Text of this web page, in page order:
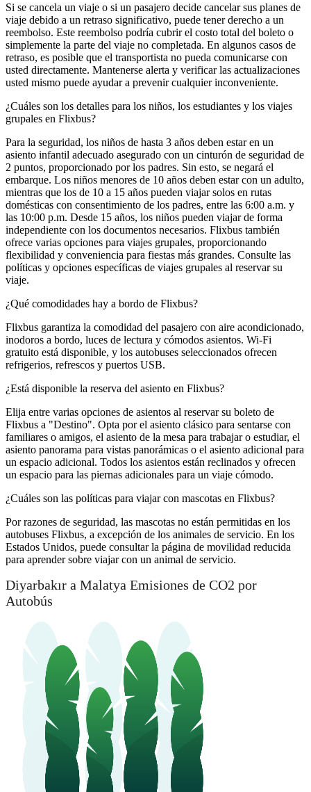
Si se cancela un viaje o si un pasajero decide cancelar sus planes de
viaje debido a un retraso significativo, puede tener derecho a un
reembolso. Este reembolso podría cubrir el costo total del boleto o
simplemente la parte del viaje no completada. En algunos casos de
retraso, es posible que el transportista no pueda comunicarse con
usted directamente. Mantenerse alerta y verificar las actualizaciones
usted mismo puede ayudar a prevenir cualquier inconveniente.
¿Cuáles son los detalles para los niños, los estudiantes y los viajes
grupales en Flixbus?
Para la seguridad, los niños de hasta 3 años deben estar en un
asiento infantil adecuado asegurado con un cinturón de seguridad de
2 puntos, proporcionado por los padres. Sin esto, se negará el
embarque. Los niños menores de 10 años deben estar con un adulto,
mientras que los de 10 a 15 años pueden viajar solos en rutas
domésticas con consentimiento de los padres, entre las 6:00 a.m. y
las 10:00 p.m. Desde 15 años, los niños pueden viajar de forma
independiente con los documentos necesarios. Flixbus también
ofrece varias opciones para viajes grupales, proporcionando
flexibilidad y conveniencia para fiestas más grandes. Consulte las
políticas y opciones específicas de viajes grupales al reservar su
viaje.
¿Qué comodidades hay a bordo de Flixbus?
Flixbus garantiza la comodidad del pasajero con aire acondicionado,
inodoros a bordo, luces de lectura y cómodos asientos. Wi-Fi
gratuito está disponible, y los autobuses seleccionados ofrecen
refrigerios, refrescos y puertos USB.
¿Está disponible la reserva del asiento en Flixbus?
Elija entre varias opciones de asientos al reservar su boleto de
Flixbus a "Destino". Opta por el asiento clásico para sentarse con
familiares o amigos, el asiento de la mesa para trabajar o estudiar, el
asiento panorama para vistas panorámicas o el asiento adicional para
un espacio adicional. Todos los asientos están reclinados y ofrecen
un espacio para las piernas adicionales para un viaje cómodo.
¿Cuáles son las políticas para viajar con mascotas en Flixbus?
Por razones de seguridad, las mascotas no están permitidas en los
autobuses Flixbus, a excepción de los animales de servicio. En los
Estados Unidos, puede consultar la página de movilidad reducida
para aprender sobre viajar con un animal de servicio.
Diyarbakır a Malatya Emisiones de CO2 por
Autobús